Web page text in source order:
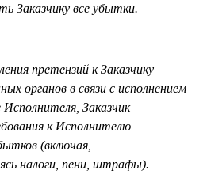
Заказчику все убытки.
претензий к Заказчику
органов в связи с исполнением
Исполнителя, Заказчик
к Исполнителю
(включая,
налоги, пени, штрафы).